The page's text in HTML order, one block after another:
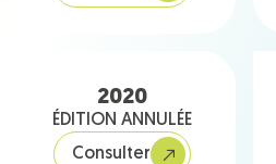
2020
ÉDITION ANNULÉE
Consulter